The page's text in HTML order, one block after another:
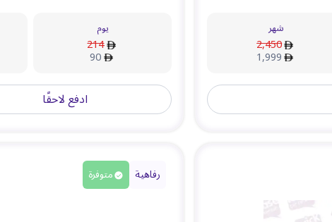
شهر
2,450
1,999
يوم
214
90
ادفع لاحقًا
رفاهية متوفرة